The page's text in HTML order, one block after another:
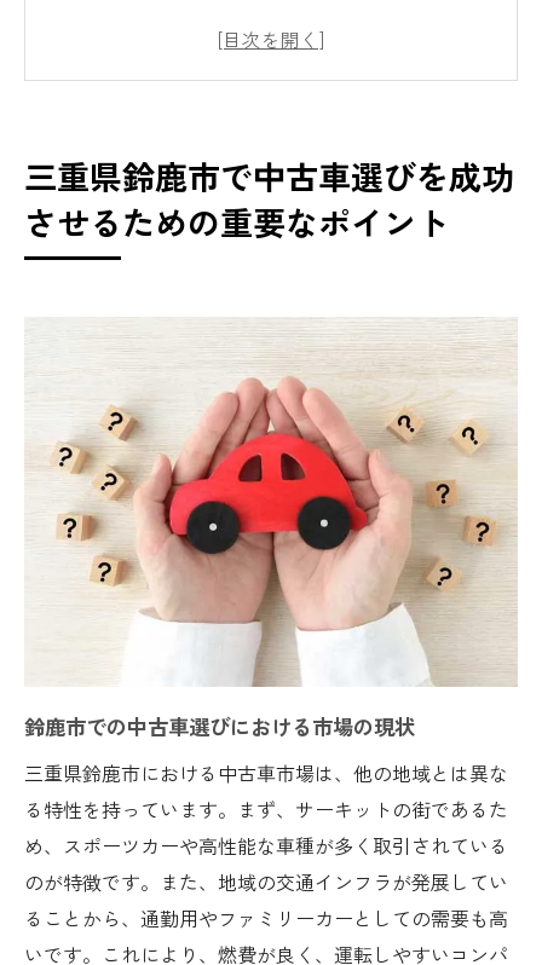
地域特有の人気車種を知るには
ローンや支払い方法の比較
中古車購入で地域特有の魅力を活かす方法
地域のイベントや文化を活かした車の楽し
み方
中古車と地域のライフスタイルの調和
地域密着のサービスを活用する方法
中古車を通じた地域貢献のアイデア
中古車購入を通じて地元経済を支える
鈴鹿市での中古車選びにおける道路状況の考慮
点
鈴鹿市の道路事情と適した車種
高速道路利用時の注意点
山間部や海沿いの走行に適した車
季節ごとの道路環境と車選び
交通渋滞を避けるための車選びのコツ
気候を考慮した鈴鹿市での中古車種選びのコツ
鈴鹿市の気候に適した車の特徴
三重県鈴鹿市で中古車選びを成功
させるための重要なポイント
鈴鹿市での中古車選びにおける市場の現状
三重県鈴鹿市における中古車市場は、他の地域とは異な
る特性を持っています。まず、サーキットの街であるた
め、スポーツカーや高性能な車種が多く取引されている
のが特徴です。また、地域の交通インフラが発展してい
ることから、通勤用やファミリーカーとしての需要も高
いです。これにより、燃費が良く、運転しやすいコンパ